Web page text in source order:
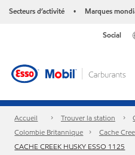
Secteurs d’activité • Marques
Social
Accueil Trouver la station
Colombie Britannique
Cache
CACHE CREEK HUSKY ESSO 1125